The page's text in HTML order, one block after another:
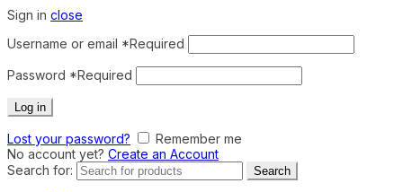
Sign in close
Username or email *Required
Password *Required
Log in
Lost your password?
Remember me
No account yet? Create an Account
Search for:
Search